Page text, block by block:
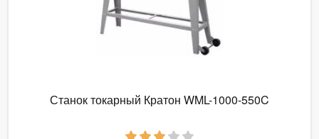
Станок токарный Кратон WML-1000-550C